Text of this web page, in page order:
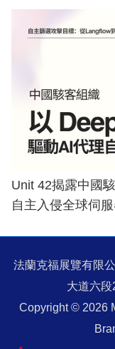
Unit 42揭露中國
自主入侵全球伺
法蘭克福展覽有限
大道六
Copyright © 2026